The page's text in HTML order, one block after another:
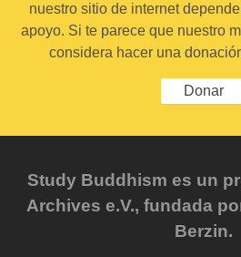
nuestro sitio de internet
apoyo. Si te parece que nuestro
considera hacer una
Donar
Study Buddhism es un
Archives e.V., fundada
Berzin.